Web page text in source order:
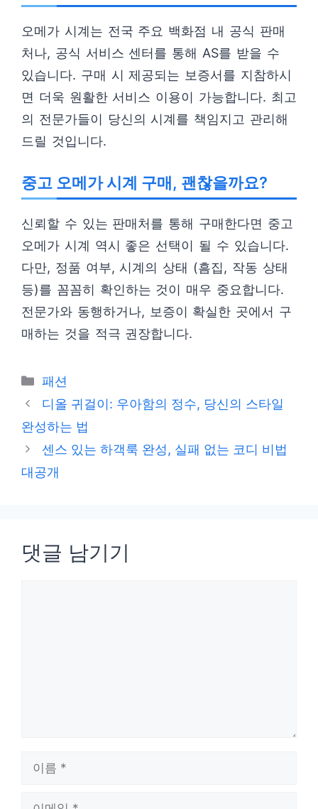
오메가 시계는 전국 주요 백화점 내 공식 판매
처나, 공식 서비스 센터를 통해 AS를 받을 수
있습니다. 구매 시 제공되는 보증서를 지참하시
면 더욱 원활한 서비스 이용이 가능합니다. 최고
의 전문가들이 당신의 시계를 책임지고 관리해
드릴 것입니다.
중고 오메가 시계 구매, 괜찮을까요?
신뢰할 수 있는 판매처를 통해 구매한다면 중고
오메가 시계 역시 좋은 선택이 될 수 있습니다.
다만, 정품 여부, 시계의 상태 (흠집, 작동 상태
등)를 꼼꼼히 확인하는 것이 매우 중요합니다.
전문가와 동행하거나, 보증이 확실한 곳에서 구
매하는 것을 적극 권장합니다.
카
테
리
패션
디올 귀걸이: 우아함의 정수, 당신의 스타일
완성하는 법
센스 있는 하객룩 완성, 실패 없는 코디 비법
대공개
댓글 남기기